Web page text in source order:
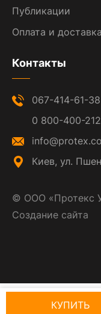
Публикации
Оплата и доставка
Контакты
067-414-61-38
0 800-400-212
Киев, ул.
© ООО «Протекс
Создание сайта
КУПИТЬ